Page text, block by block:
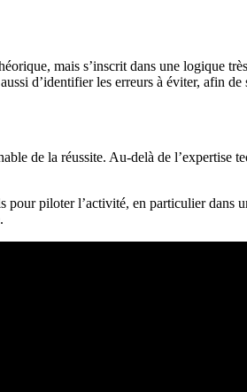
mais s’inscrit dans une logique
d’identifier les erreurs à éviter, afin de
de la réussite. Au-delà de l’expertise
pour piloter l’activité, en particulier dans